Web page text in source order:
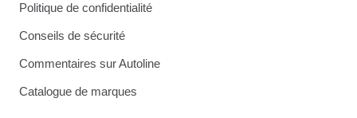
Politique de confidentialité
Conseils de sécurité
Commentaires sur Autoline
Catalogue de marques